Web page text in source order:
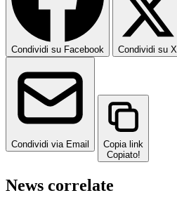
Condividi su Facebook Condividi su X
Condividi via Email
Copia link
Copiato!
News correlate